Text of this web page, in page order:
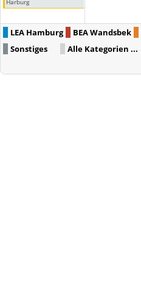
Harburg
LEA Hamburg BEA Wandsbek
Sonstiges
Alle Kategorien ...